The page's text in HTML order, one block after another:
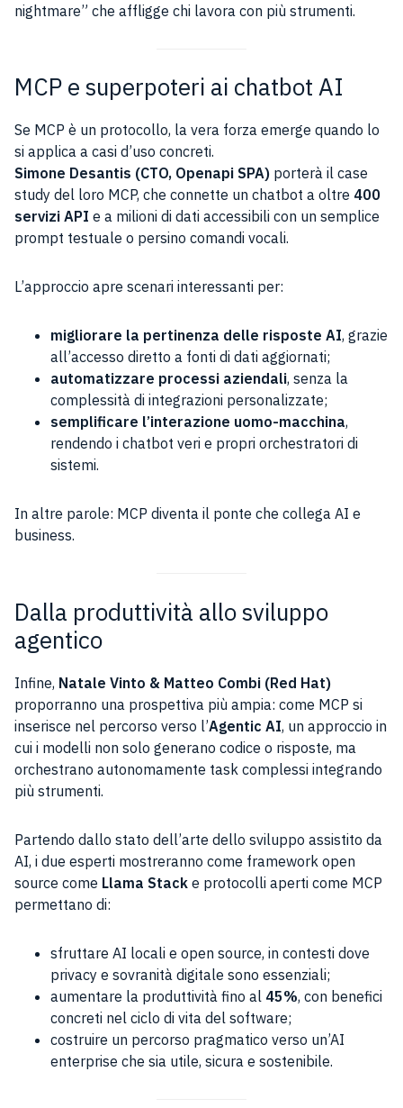
nightmare” che affligge chi lavora con più strumenti.
MCP e superpoteri ai chatbot AI
Se MCP è un protocollo, la vera forza emerge quando lo
si applica a casi d’uso concreti.
Simone Desantis (CTO, Openapi SPA) porterà il case
study del loro MCP, che connette un chatbot a oltre 400
servizi API e a milioni di dati accessibili con un semplice
prompt testuale o persino comandi vocali.
L’approccio apre scenari interessanti per:
migliorare la pertinenza delle risposte AI, grazie
all’accesso diretto a fonti di dati aggiornati;
automatizzare processi aziendali, senza la
complessità di integrazioni personalizzate;
semplificare l’interazione uomo-macchina,
rendendo i chatbot veri e propri orchestratori di
sistemi.
In altre parole: MCP diventa il ponte che collega AI e
business.
Dalla produttività allo sviluppo
agentico
Infine, Natale Vinto & Matteo Combi (Red Hat)
proporranno una prospettiva più ampia: come MCP si
inserisce nel percorso verso l’Agentic AI, un approccio in
cui i modelli non solo generano codice o risposte, ma
orchestrano autonomamente task complessi integrando
più strumenti.
Partendo dallo stato dell’arte dello sviluppo assistito da
AI, i due esperti mostreranno come framework open
source come Llama Stack e protocolli aperti come MCP
permettano di:
sfruttare AI locali e open source, in contesti dove
privacy e sovranità digitale sono essenziali;
aumentare la produttività fino al 45%, con benefici
concreti nel ciclo di vita del software;
costruire un percorso pragmatico verso un’AI
enterprise che sia utile, sicura e sostenibile.